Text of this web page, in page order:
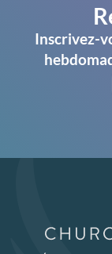
Inscrivez-